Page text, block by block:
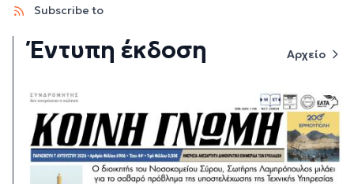
Subscribe to
Έντυπη έκδοση Αρχείο